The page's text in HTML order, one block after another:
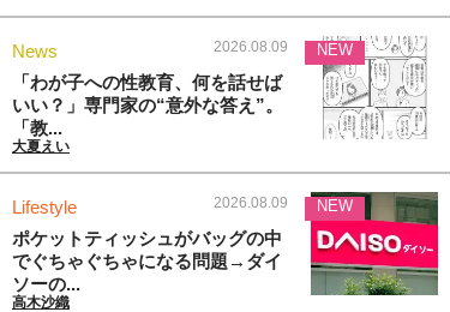
News 2026.08.09
「わが子への性教育、何を話せば
いい？」専門家の“意外な答え”。
「教...
大夏えい
NEW
Lifestyle 2026.08.09
ポケットティッシュがバッグの中
でぐちゃぐちゃになる問題→ダイ
ソーの...
高木沙織
NEW